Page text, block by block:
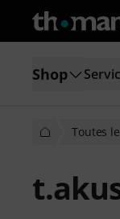
Shop
Toutes